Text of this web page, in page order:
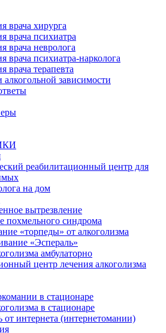
врача хирурга
врача психиатра
врача невролога
врача психиатра-нарколога
врача терапевта
зависимости
реабилитационный центр для
на дом
вытрезвление
похмельного синдрома
«торпеды» от алкоголизма
«Эспераль»
амбулаторно
центр лечения алкоголизма
в стационаре
в стационаре
от интернета (интернетомании)